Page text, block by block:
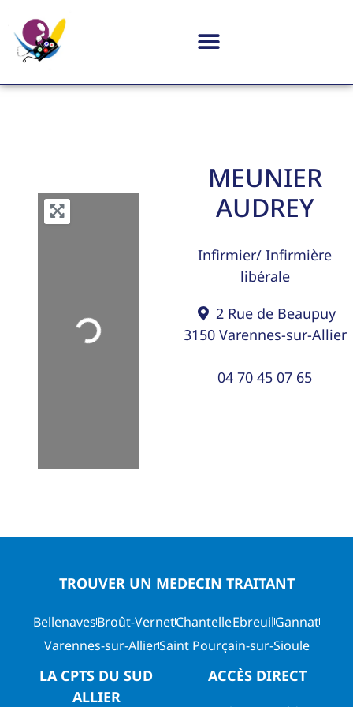
Loading...
MEUNIER
AUDREY
Infirmier/ Infirmière
libérale
2 Rue de Beaupuy
3150 Varennes-sur-Allier
04 70 45 07 65
TROUVER UN MEDECIN TRAITANT
BellenavesBroût-VernetChantelleEbreuilGannat
Varennes-sur-AllierSaint Pourçain-sur-Sioule
LA CPTS DU SUD
ALLIER
ACCÈS DIRECT